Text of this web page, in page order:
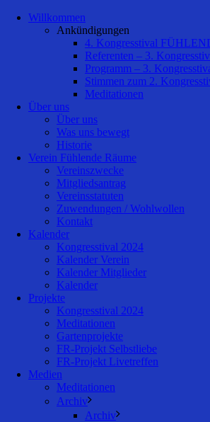
Willkommen
Ankündigungen
4. Kongresstival
Referenten – 3.
Programm – 3.
Stimmen zum 2.
Meditationen
Über uns
Über uns
Was uns bewegt
Historie
Verein Fühlende Räume
Vereinszwecke
Mitgliedsantrag
Vereinsstatuten
Zuwendungen / Wohlwollen
Kontakt
Kalender
Kongresstival 2024
Kalender Verein
Kalender Mitglieder
Kalender
Projekte
Kongresstival 2024
Meditationen
Gartenprojekte
FR-Projekt Selbstliebe
FR-Projekt Livetreffen
Medien
Meditationen
Archiv
Archiv